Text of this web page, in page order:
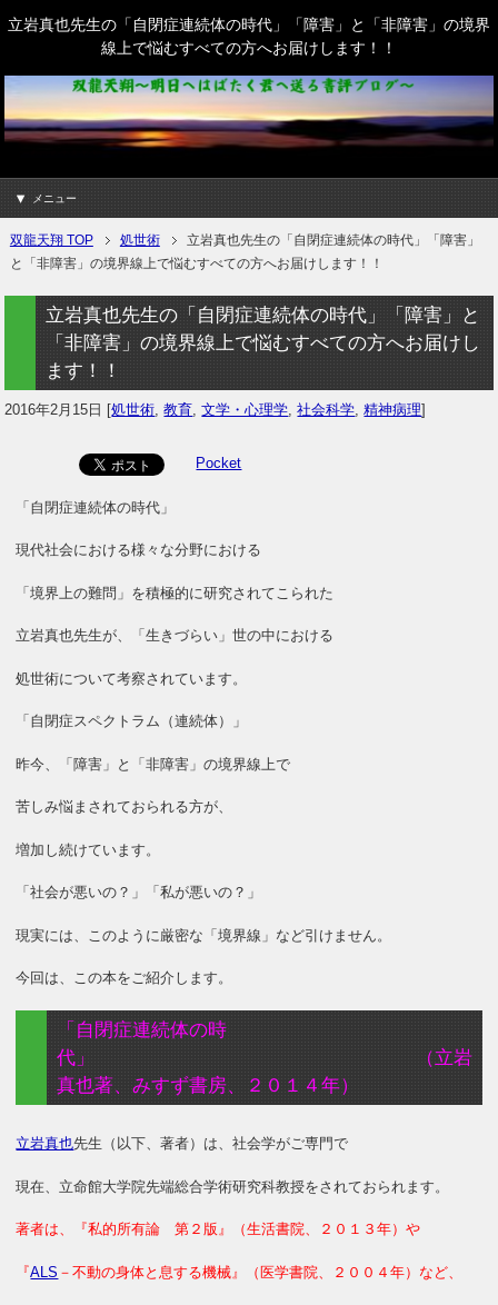
立岩真也先生の「自閉症連続体の時代」「障害」と「非障害」の境界
線上で悩むすべての方へお届けします！！
メニュー
双龍天翔 TOP 処世術
立岩真也先生の「自閉症連続体の時代」「障害」
と「非障害」の境界線上で悩むすべての方へお届けします！！
立岩真也先生の「自閉症連続体の時代」「障害」と
「非障害」の境界線上で悩むすべての方へお届けし
ます！！
2016年2月15日 [処世術,教育,文学・心理学,社会科学,精神病理]
Pocket
「自閉症連続体の時代」
現代社会における様々な分野における
「境界上の難問」を積極的に研究されてこられた
立岩真也先生が、「生きづらい」世の中における
処世術について考察されています。
「自閉症スペクトラム（連続体）」
昨今、「障害」と「非障害」の境界線上で
苦しみ悩まされておられる方が、
増加し続けています。
「社会が悪いの？」「私が悪いの？」
現実には、このように厳密な「境界線」など引けません。
今回は、この本をご紹介します。
「自閉症連続体の時
代」 （立岩
真也著、みすず書房、２０１４年）
立岩真也先生（以下、著者）は、社会学がご専門で
現在、立命館大学院先端総合学術研究科教授をされておられます。
著者は、『私的所有論 第２版』（生活書院、２０１３年）や
『ALS －不動の身体と息する機械』（医学書院、２００４年）など、